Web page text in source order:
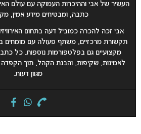
העשיר של אבי וההיכרות העמוקה עם עולם
כתבה, ומבטיחים מידע אמין,
אבי זכה להכרה כמוביל דעה בתחום
תקשורת מרכזיים, משתף פעולה עם מומחים
מקצועיים גם בפלטפורמות נוספות. כל
לאמינות, שקיפות, והבנת הקהל, תוך
מגוון דעות.